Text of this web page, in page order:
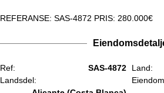
REFERANSE: SAS-4872 PRIS: 280.000€
Ref: SAS-4872 Land:
Landsdel: